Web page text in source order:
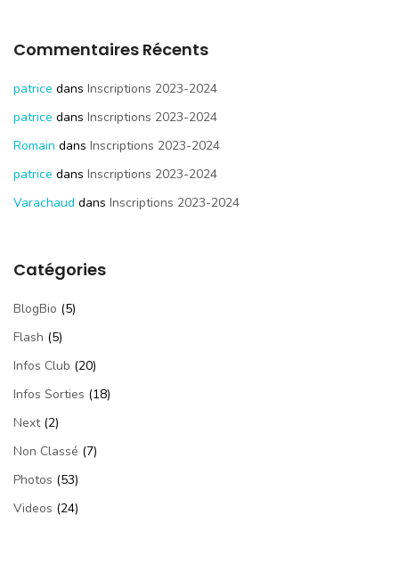
Commentaires Récents
patrice dans Inscriptions 2023-2024
patrice dans Inscriptions 2023-2024
Romain dans Inscriptions 2023-2024
patrice dans Inscriptions 2023-2024
Varachaud dans Inscriptions 2023-2024
Catégories
BlogBio (5)
Flash (5)
Infos Club (20)
Infos Sorties (18)
Next(2)
Non Classé (7)
Photos (53)
Videos (24)